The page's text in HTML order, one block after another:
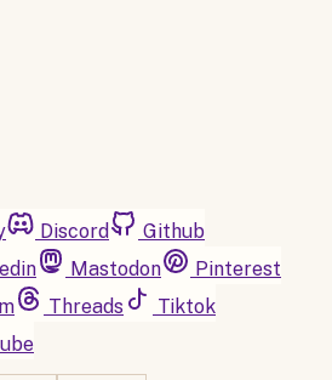
Discord
Github
Mastodon
Pinterest
Threads
Tiktok